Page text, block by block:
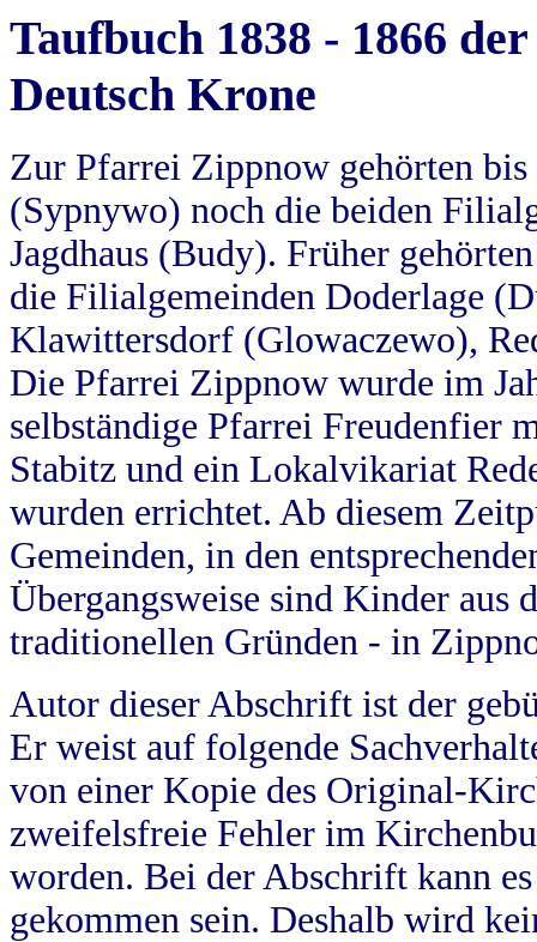
Taufbuch 1838 - 1866
Deutsch Krone
Zur Pfarrei Zippnow gehörten
(Sypnywo) noch die beiden
Jagdhaus (Budy). Früher
die Filialgemeinden Doderlage
Klawittersdorf (Glowaczewo),
Die Pfarrei Zippnow wurde im
selbständige Pfarrei Freudenfier
Stabitz und ein Lokalvikariat
wurden errichtet. Ab diesem
Gemeinden, in den
Übergangsweise sind Kinder aus
traditionellen Gründen - in
Autor dieser Abschrift ist der
Er weist auf folgende
von einer Kopie des Original-
zweifelsfreie Fehler im
worden. Bei der Abschrift kann
gekommen sein. Deshalb wird